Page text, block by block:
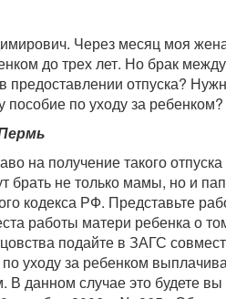
Через месяц моя
до трех лет. Но брак
предоставлении отпуска?
пособие по уходу за ребенком?
на получение такого
брать не только мамы, но и
кодекса РФ. Представьте
работы матери ребенка о
подайте в ЗАГС
уходу за ребенком
В данном случае это будете